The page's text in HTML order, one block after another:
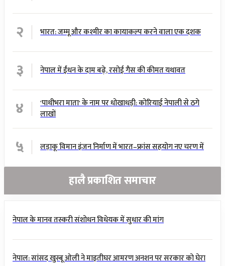
२ भारत: जम्मू और कश्मीर का कायाकल्प करने वाला एक दशक
३ नेपाल में ईंधन के दाम बढ़े, रसोई गैस की कीमत यथावत
४
'पाथीभरा माता' के नाम पर धोखाधड़ी: कोरियाई नेपाली से ठगे
लाखों
५ लड़ाकू विमान इंजन निर्माण में भारत–फ्रांस सहयोग नए चरण में
हालै प्रकाशित समाचार
नेपाल के मानव तस्करी संशोधन विधेयक में सुधार की मांग
नेपाल: सांसद खुस्बू ओली ने माइतीघर आमरण अनशन पर सरकार को घेरा